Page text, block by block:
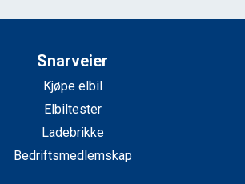
Snarveier
Kjøpe elbil
Elbiltester
Ladebrikke
Bedriftsmedlemskap